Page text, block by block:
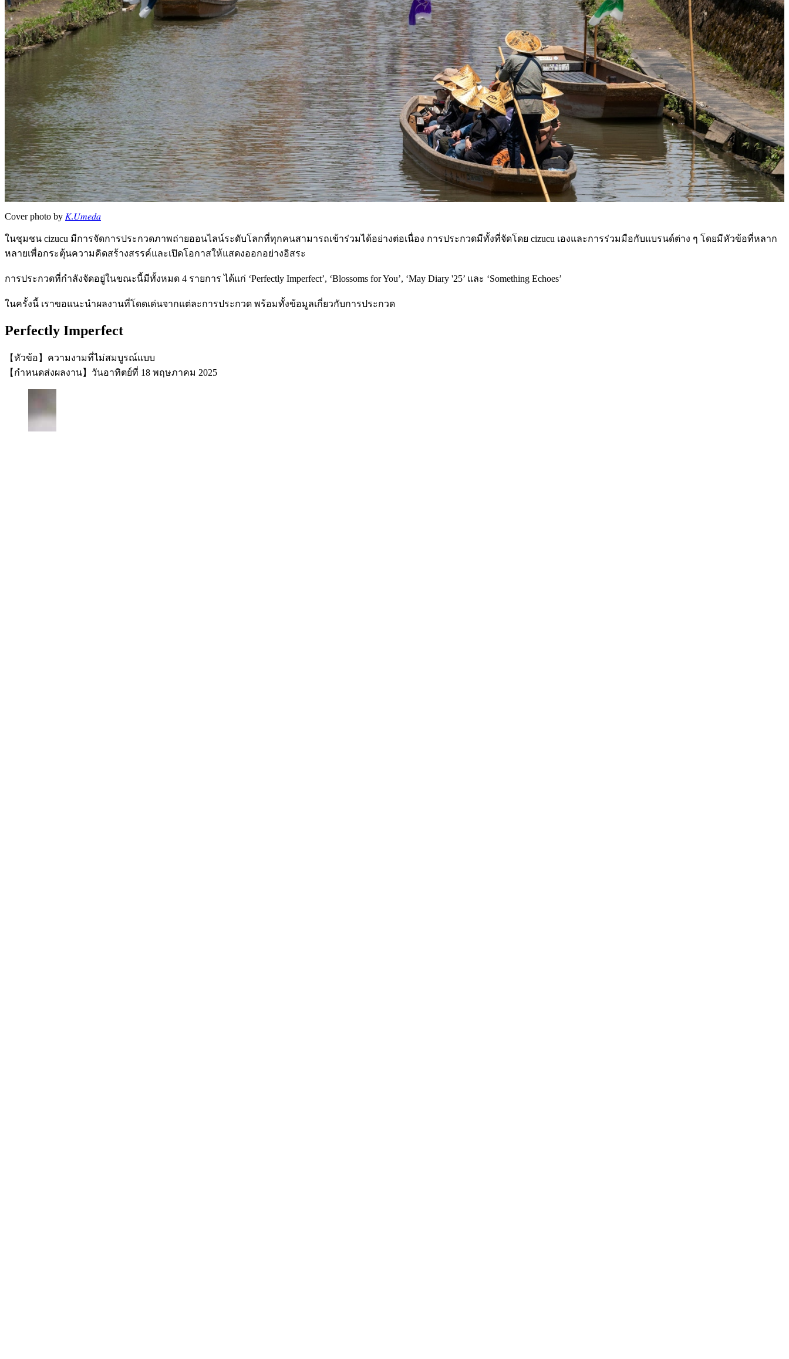
Cover photo by 𝐾.𝑈𝑚𝑒𝑑𝑎
ในชุมชน cizucu มีการจัดการประกวดภาพถ่ายออนไลน์ระดับโลกที่ทุกคนสามารถเข้าร่วมได้อย่างต่อเนื่อง การประกวดมีทั้งที่จัดโดย cizucu เองและการร่วมมือกับแบรนด์ต่าง ๆ โดยมีหัวข้อที่หลาก
หลายเพื่อกระตุ้นความคิดสร้างสรรค์และเปิดโอกาสให้แสดงออกอย่างอิสระ
การประกวดที่กำลังจัดอยู่ในขณะนี้มีทั้งหมด 4 รายการ ได้แก่ ‘Perfectly Imperfect’, ‘Blossoms for You’, ‘May Diary '25’ และ ‘Something Echoes’
ในครั้งนี้ เราขอแนะนำผลงานที่โดดเด่นจากแต่ละการประกวด พร้อมทั้งข้อมูลเกี่ยวกับการประกวด
Perfectly Imperfect
【หัวข้อ】ความงามที่ไม่สมบูรณ์แบบ
【กำหนดส่งผลงาน】วันอาทิตย์ที่ 18 พฤษภาคม 2025